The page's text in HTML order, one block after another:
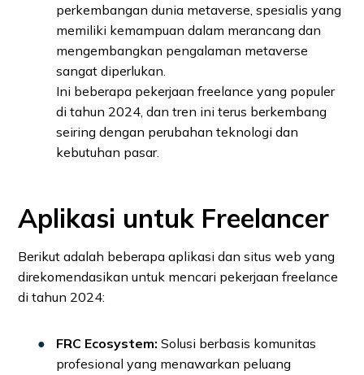
perkembangan dunia metaverse, spesialis yang
memiliki kemampuan dalam merancang dan
mengembangkan pengalaman metaverse
sangat diperlukan.
Ini beberapa pekerjaan freelance yang populer
di tahun 2024, dan tren ini terus berkembang
seiring dengan perubahan teknologi dan
kebutuhan pasar.
Aplikasi untuk Freelancer
Berikut adalah beberapa aplikasi dan situs web yang
direkomendasikan untuk mencari pekerjaan freelance
di tahun 2024:
FRC Ecosystem: Solusi berbasis komunitas
profesional yang menawarkan peluang